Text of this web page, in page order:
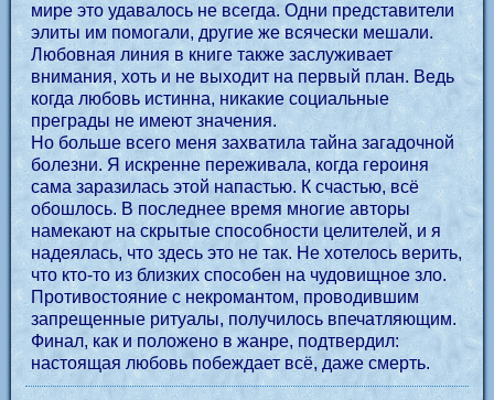
мире это удавалось не всегда. Одни представители
элиты им помогали, другие же всячески мешали.
Любовная линия в книге также заслуживает
внимания, хоть и не выходит на первый план. Ведь
когда любовь истинна, никакие социальные
преграды не имеют значения.
Но больше всего меня захватила тайна загадочной
болезни. Я искренне переживала, когда героиня
сама заразилась этой напастью. К счастью, всё
обошлось. В последнее время многие авторы
намекают на скрытые способности целителей, и я
надеялась, что здесь это не так. Не хотелось верить,
что кто-то из близких способен на чудовищное зло.
Противостояние с некромантом, проводившим
запрещенные ритуалы, получилось впечатляющим.
Финал, как и положено в жанре, подтвердил:
настоящая любовь побеждает всё, даже смерть.